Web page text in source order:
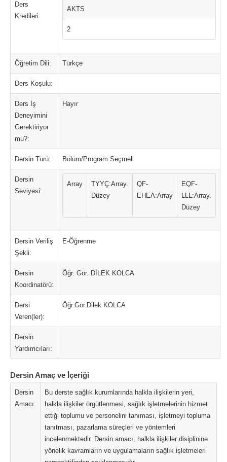
Ders
Kredileri:
AKTS
2
Öğretim Dili: Türkçe
Ders Koşulu:
Ders İş
Deneyimini
Gerektiriyor
mu?:
Hayır
Dersin Türü: Bölüm/Program Seçmeli
Dersin
Seviyesi:
Array
TYYÇ:Array.
Düzey
QF-
EHEA:Array
EQF-
LLL:Array.
Düzey
Dersin Veriliş
Şekli:
E-Öğrenme
Dersin
Koordinatörü:
Öğr. Gör. DİLEK KOLCA
Dersi
Veren(ler):
Öğr.Gör.Dilek KOLCA
Dersin
Yardımcıları:
Dersin Amaç ve İçeriği
Dersin
Amacı:
Bu derste sağlık kurumlarında halkla ilişkilerin yeri,
halkla ilişkiler örgütlenmesi, sağlık işletmelerinin hizmet
ettiği toplumu ve personelini tanıması, işletmeyi topluma
tanıtması, pazarlama süreçleri ve yöntemleri
incelenmektedir. Dersin amacı, halkla ilişkiler disiplinine
yönelik kavramların ve uygulamaların sağlık işletmeleri